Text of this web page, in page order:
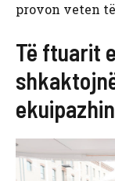
provon veten
Të ftuarit
ekuipazhin